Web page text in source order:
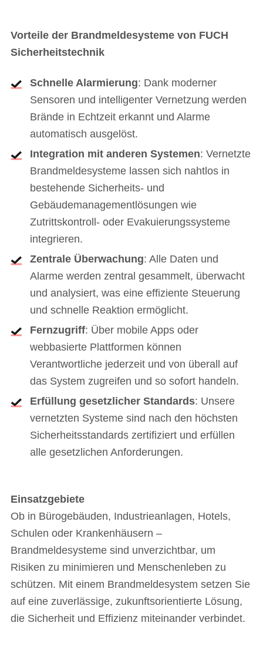
Vorteile der Brandmeldesysteme von FUCH
Sicherheitstechnik
Schnelle Alarmierung: Dank moderner
Sensoren und intelligenter Vernetzung werden
Brände in Echtzeit erkannt und Alarme
automatisch ausgelöst.
Integration mit anderen Systemen: Vernetzte
Brandmeldesysteme lassen sich nahtlos in
bestehende Sicherheits- und
Gebäudemanagementlösungen wie
Zutrittskontroll- oder Evakuierungssysteme
integrieren.
Zentrale Überwachung: Alle Daten und
Alarme werden zentral gesammelt, überwacht
und analysiert, was eine effiziente Steuerung
und schnelle Reaktion ermöglicht.
Fernzugriff: Über mobile Apps oder
webbasierte Plattformen können
Verantwortliche jederzeit und von überall auf
das System zugreifen und so sofort handeln.
Erfüllung gesetzlicher Standards: Unsere
vernetzten Systeme sind nach den höchsten
Sicherheitsstandards zertifiziert und erfüllen
alle gesetzlichen Anforderungen.
Einsatzgebiete
Ob in Bürogebäuden, Industrieanlagen, Hotels,
Schulen oder Krankenhäusern –
Brandmeldesysteme sind unverzichtbar, um
Risiken zu minimieren und Menschenleben zu
schützen. Mit einem Brandmeldesystem setzen Sie
auf eine zuverlässige, zukunftsorientierte Lösung,
die Sicherheit und Effizienz miteinander verbindet.